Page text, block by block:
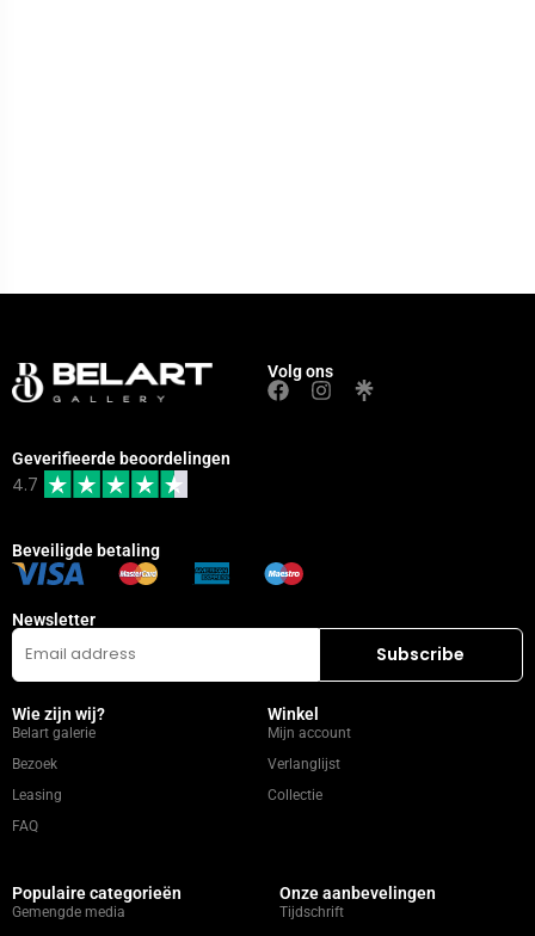
Volg ons
Geverifieerde beoordelingen
4.7
Beveiligde betaling
Newsletter
Wie zijn wij?
Belart galerie
Bezoek
Leasing
FAQ
Winkel
Mijn account
Verlanglijst
Collectie
Populaire categorieën
Gemengde media
Onze aanbevelingen
Tijdschrift